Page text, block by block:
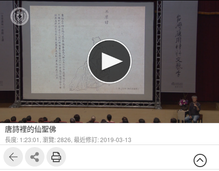
唐詩裡的仙聖佛
長度: 1:23:01, 瀏覽: 2826, 最近修訂: 2019-03-13